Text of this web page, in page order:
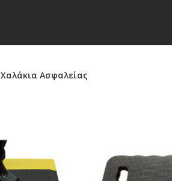
Χαλάκια Ασφαλείας